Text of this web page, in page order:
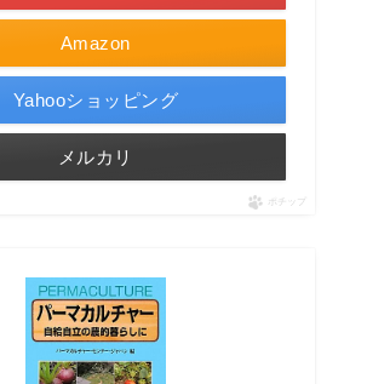
Amazon
Yahooショッピング
メルカリ
ポチップ